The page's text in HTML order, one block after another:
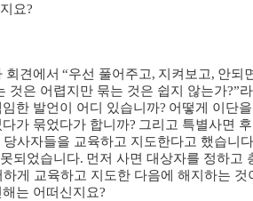
요?
회견에서 “우선 풀어주고, 지켜보고, 안되
것은 어렵지만 묶는 것은 쉽지 않는가?”
한 발언이 어디 있습니까? 어떻게 이단
다가 묶었다가 합니까? 그리고 특별사면 후
사자들을 교육하고 지도한다고 했습니다
되었습니다. 먼저 사면 대상자를 정하고
게 교육하고 지도한 다음에 해지하는 것
는 어떠신지요?